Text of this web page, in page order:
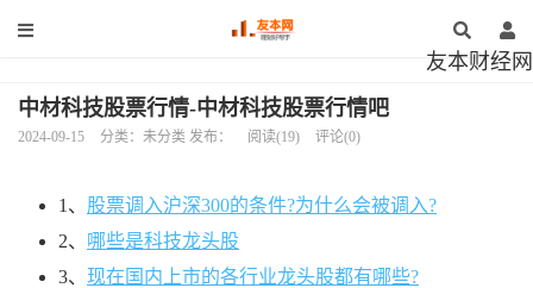
友本财经网
中材科技股票行情-中材科技股票行情吧
2024-09-15 分类：未分类 发布： 阅读(19) 评论(0)
1、 股票调入沪深300的条件?为什么会被调入?
2、
哪些是科技龙头股
3、 现在国内上市的各行业龙头股都有哪些?